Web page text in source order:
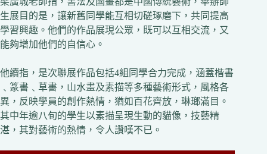
生展目的是，讓新舊同學能互相切磋琢磨下，共同提高
學習興趣。他們的作品展現公眾，既可以互相交流，又
能夠增加他們的自信心。
他續指，是次聯展作品包括4組同學合力完成，涵蓋楷書
﹑篆書﹑草書，山水畫及素描等多種藝術形式，風格各
異，反映學員的創作熱情，猶如百花齊放，琳瑯滿目。
其中年逾八旬的學生以素描呈現生動的貓像，技藝精
湛，其對藝術的熱情，令人讚嘆不已。